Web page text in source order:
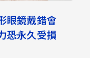
眼鏡戴錯會
恐永久受損